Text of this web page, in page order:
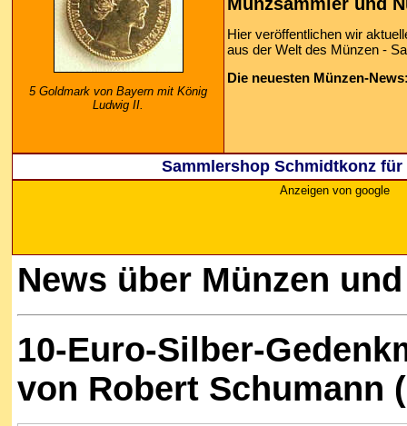
5 Goldmark von Bayern mit König
Ludwig II.
Hier veröffentlichen wir
aus der Welt des Münzen -
Die neuesten Münzen-
Sammlershop Schmidtkonz
Anzeigen von google
News über Münzen
10-Euro-Silber-
von Robert Schumann